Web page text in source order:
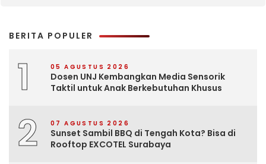
BERITA POPULER
1 05 AGUSTUS 2026
Dosen UNJ Kembangkan Media Sensorik
Taktil untuk Anak Berkebutuhan Khusus
2 07 AGUSTUS 2026
Sunset Sambil BBQ di Tengah Kota? Bisa di
Rooftop EXCOTEL Surabaya